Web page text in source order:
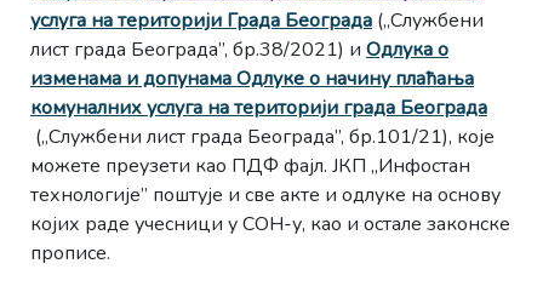
услуга на територији Града Београда („Службени
лист града Београда”, бр.38/2021) и Одлука о
изменама и допунама Одлуке о начину плаћања
комуналних услуга на територији града Београда
(„Службени лист града Београда”, бр.101/21), које
можете преузети као ПДФ фајл. ЈКП „Инфостан
технологије” поштује и све акте и одлуке на основу
којих раде учесници у СОН-у, као и остале законске
прописе.